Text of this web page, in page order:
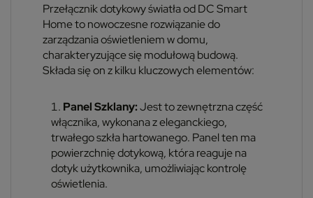
Przełącznik dotykowy światła od DC Smart
Home to nowoczesne rozwiązanie do
zarządzania oświetleniem w domu,
charakteryzujące się modułową budową.
Składa się on z kilku kluczowych elementów:
Panel Szklany:Jest to zewnętrzna część
włącznika, wykonana z eleganckiego,
trwałego szkła hartowanego. Panel ten ma
powierzchnię dotykową, która reaguje na
dotyk użytkownika, umożliwiając kontrolę
oświetlenia.